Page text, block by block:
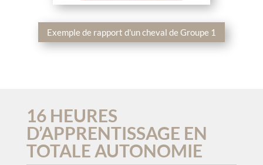
Exemple de rapport d'un cheval de Groupe 1
16 HEURES
D’APPRENTISSAGE EN
TOTALE AUTONOMIE